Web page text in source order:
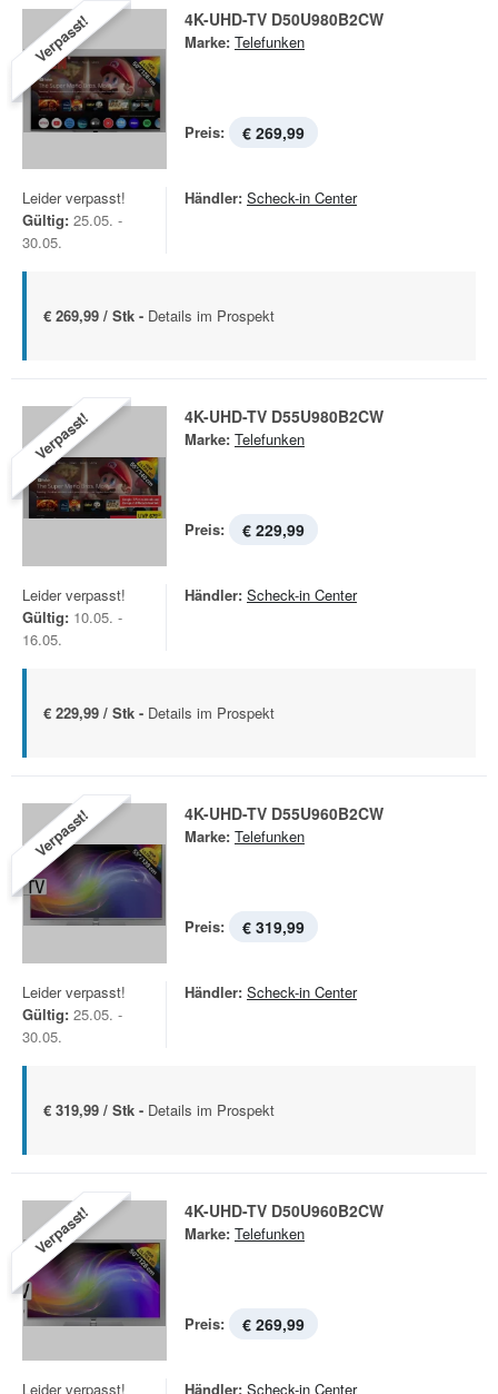
Verpasst! 4K-UHD-TV D50U980B2CW
Marke: Telefunken
Preis: € 269,99
Leider verpasst!
Gültig: 25.05. -
30.05.
Händler: Scheck-in Center
€ 269,99 / Stk - Details im Prospekt
Verpasst! 4K-UHD-TV D55U980B2CW
Marke: Telefunken
Preis: € 229,99
Leider verpasst!
Gültig: 10.05. -
16.05.
Händler: Scheck-in Center
€ 229,99 / Stk - Details im Prospekt
Verpasst! 4K-UHD-TV D55U960B2CW
Marke: Telefunken
Preis: € 319,99
Leider verpasst!
Gültig: 25.05. -
30.05.
Händler: Scheck-in Center
€ 319,99 / Stk - Details im Prospekt
Verpasst! 4K-UHD-TV D50U960B2CW
Marke: Telefunken
Preis: € 269,99
Leider verpasst! Händler: Scheck-in Center